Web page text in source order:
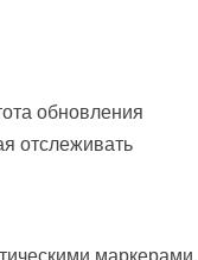
обновления
отслеживать